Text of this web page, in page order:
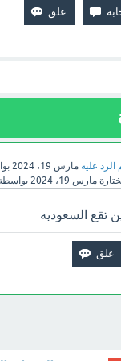
الرد عليه مارس 19، 2024
مارس 19، 2024
تقع السعوديه